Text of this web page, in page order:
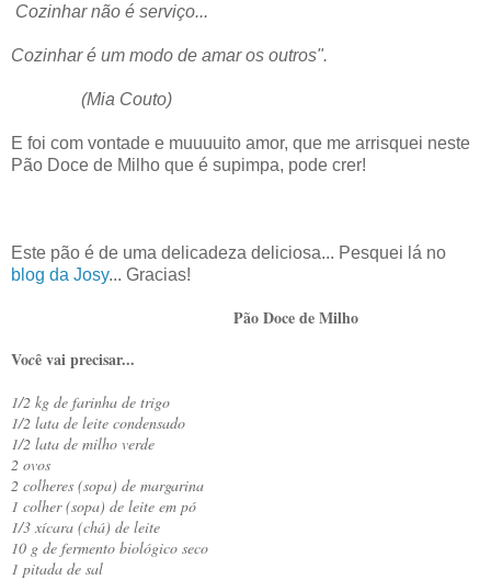
Cozinhar não é serviço...
Cozinhar é um modo de amar os outros".
(Mia Couto)
E foi com vontade e muuuuito amor, que me arrisquei neste
Pão Doce de Milho que é supimpa, pode crer!
Este pão é de uma delicadeza deliciosa... Pesquei lá no
blog da Josy... Gracias!
Pão Doce de Milho
Você vai precisar...
1/2 kg de farinha de trigo
1/2 lata de leite condensado
1/2 lata de milho verde
2 ovos
2 colheres (sopa) de margarina
1 colher (sopa) de leite em pó
1/3 xícara (chá) de leite
10 g de fermento biológico seco
1 pitada de sal